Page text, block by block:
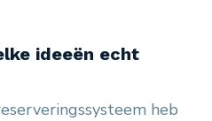
ideeën echt
heb